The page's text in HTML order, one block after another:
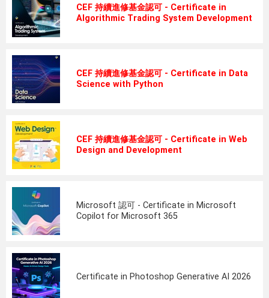
CEF 持續進修基金認可 - Certificate in
Algorithmic Trading System Development
CEF 持續進修基金認可 - Certificate in Data
Science with Python
CEF 持續進修基金認可 - Certificate in Web
Design and Development
Microsoft 認可 - Certificate in Microsoft
Copilot for Microsoft 365
Certificate in Photoshop Generative AI 2026